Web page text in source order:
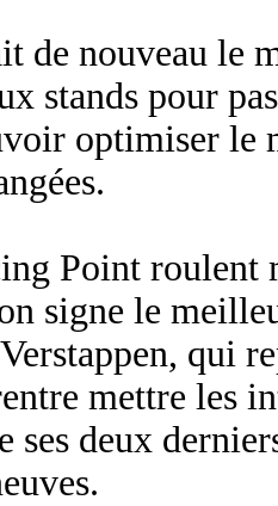
de nouveau le
stands pour
optimiser le
Point roulent
signe le
qui
mettre les
ses deux